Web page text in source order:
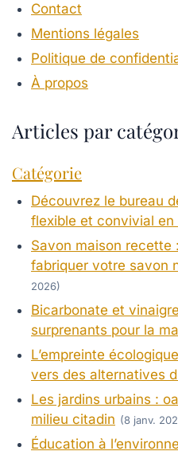
Contact
Mentions légales
Politique de
À propos
Articles par
Catégorie
Découvrez le bureau
flexible et convivial en
Savon maison recette
fabriquer votre savon
2026)
Bicarbonate et
surprenants pour la
L’empreinte
vers des alternatives
Les jardins urbains :
milieu citadin (8 janv.
Éducation à